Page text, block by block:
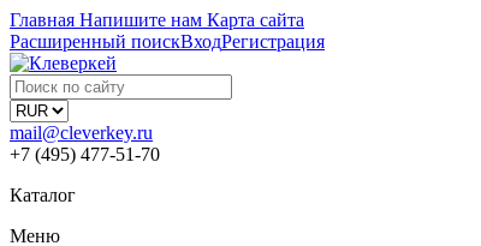
Главная Напишите нам Карта сайта
Расширенный поискВходРегистрация
mail@cleverkey.ru
+7 (495) 477-51-70
Каталог
Меню